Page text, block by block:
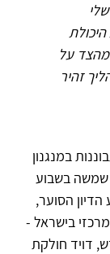
על
זהיר
במנגנון
שמשה בשבוע
הסוער,
בישראל -
דויד חולקת